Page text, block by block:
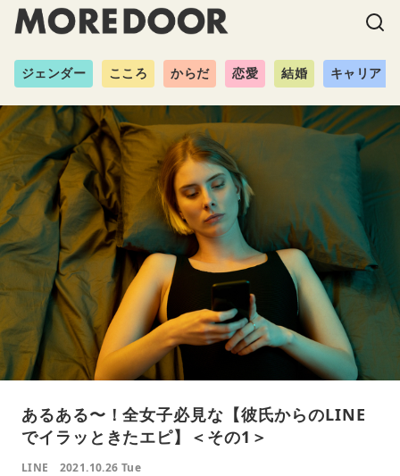
ジェンダー こころ からだ 恋愛 結婚 キャリア
あるある〜！全女子必見な【彼氏からのLINE
でイラッときたエピ】＜その1＞
LINE 2021.10.26 Tue